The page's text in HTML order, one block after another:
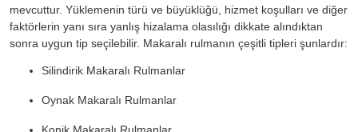
mevcuttur. Yüklemenin türü ve büyüklüğü, hizmet koşulları ve diğer
faktörlerin yanı sıra yanlış hizalama olasılığı dikkate alındıktan
sonra uygun tip seçilebilir. Makaralı rulmanın çeşitli tipleri şunlardır:
Silindirik Makaralı Rulmanlar
Oynak Makaralı Rulmanlar